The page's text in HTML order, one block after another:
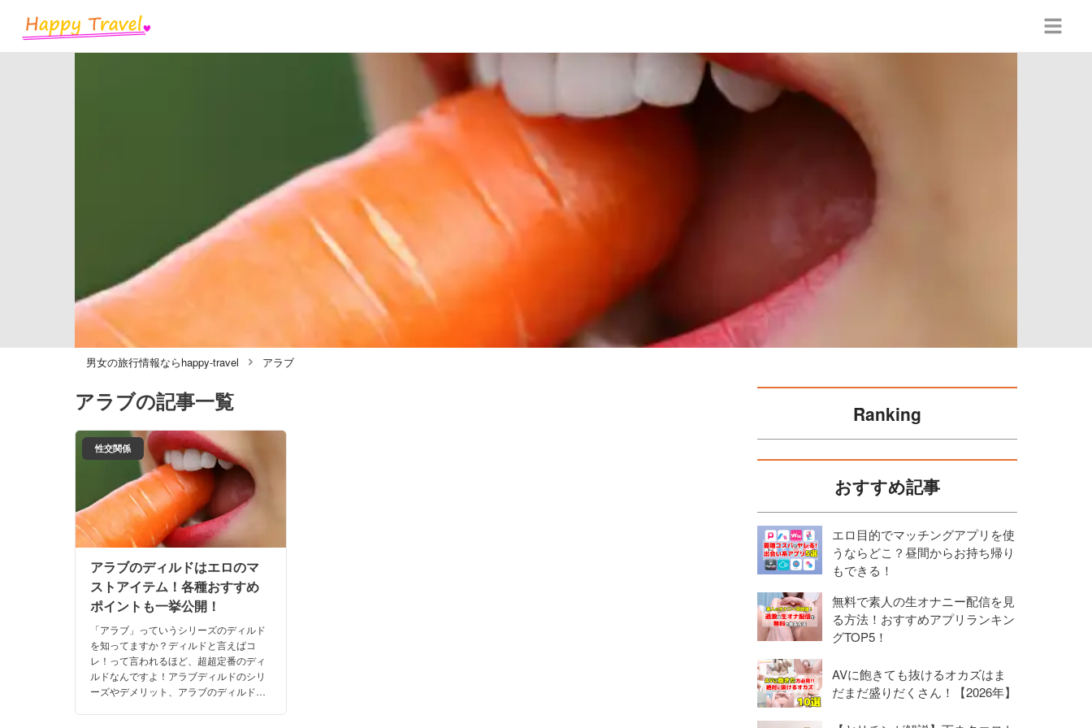
男女の旅行情報ならhappy-travel アラブ
アラブの記事一覧
性交関係
アラブのディルドはエロのマ
ストアイテム！各種おすすめ
ポイントも一挙公開！
「アラブ」っていうシリーズのディルド
を知ってますか？ディルドと言えばコ
レ！って言われるほど、超超定番のディ
ルドなんですよ！アラブディルドのシリ
ーズやデメリット、アラブのディルドを
Ranking
おすすめ記事
エロ目的でマッチングアプリを使
うならどこ？昼間からお持ち帰り
もできる！
無料で素人の生オナニー配信を見
る方法！おすすめアプリランキン
グTOP5！
AVに飽きても抜けるオカズはま
だまだ盛りだくさん！【2026年】